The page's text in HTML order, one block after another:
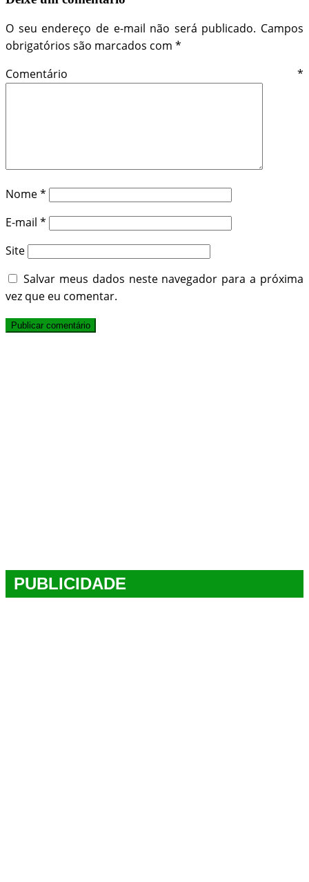
O seu endereço de e-mail não será publicado. Campos
obrigatórios são marcados com *
Comentário *
Nome*
E-mail *
Site
Salvar meus dados neste navegador para a próxima
vez que eu comentar.
PUBLICIDADE